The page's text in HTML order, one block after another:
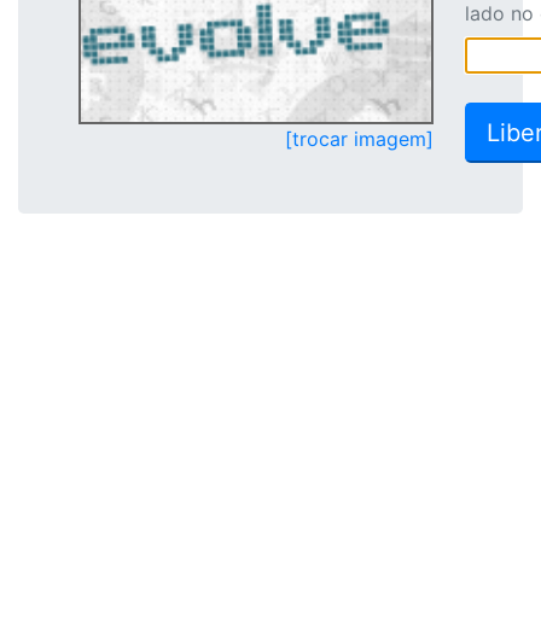
[trocar imagem]
lado no